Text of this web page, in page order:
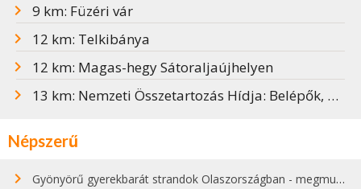
9 km: Füzéri vár
12 km: Telkibánya
12 km: Magas-hegy Sátoraljaújhelyen
13 km: Nemzeti Összetartozás Hídja: Belépők, parkolás, hasznos infók
Népszerű
Gyönyörű gyerekbarát strandok Olaszországban - megmutatjuk a 15 legjobbat